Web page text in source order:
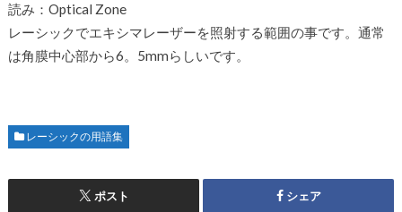
読み：Optical Zone
レーシックでエキシマレーザーを照射する範囲の事です。通常
は角膜中心部から6。5mmらしいです。
レーシックの用語集
ポスト シェア